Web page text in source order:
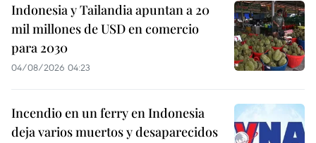
Indonesia y Tailandia apuntan a 20
mil millones de USD en comercio
para 2030
04/08/2026 04:23
Incendio en un ferry en Indonesia
deja varios muertos y desaparecidos